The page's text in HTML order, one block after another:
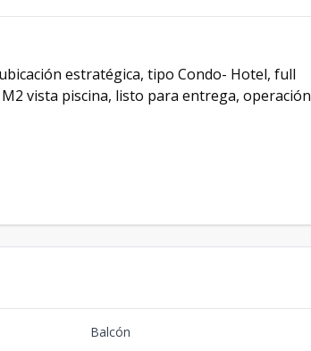
estratégica, tipo Condo- Hotel, full
vista piscina, listo para entrega, operación
Balcón